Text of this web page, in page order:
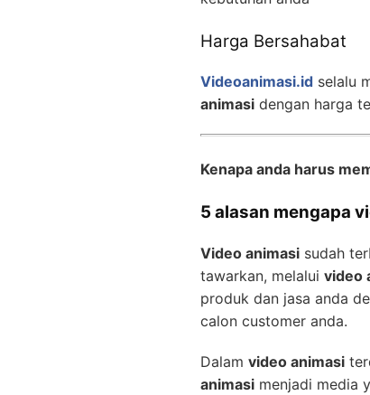
Harga Bersahabat
Videoanimasi.id selalu
animasi dengan harga
Kenapa anda harus
5 alasan mengapa
Video animasi sudah
tawarkan, melalui video
produk dan jasa anda
calon customer anda.
Dalam video animasi
animasi menjadi media